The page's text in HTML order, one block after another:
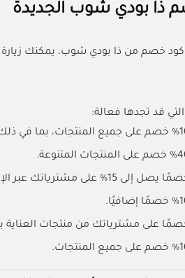
ذا بودي شوب الجديدة
خصم من ذا بودي شوب، يمكنك
قد تجدها فعالة:
15% على مشترياتك عبر الإنترنت.
على مشترياتك من منتجات العناية